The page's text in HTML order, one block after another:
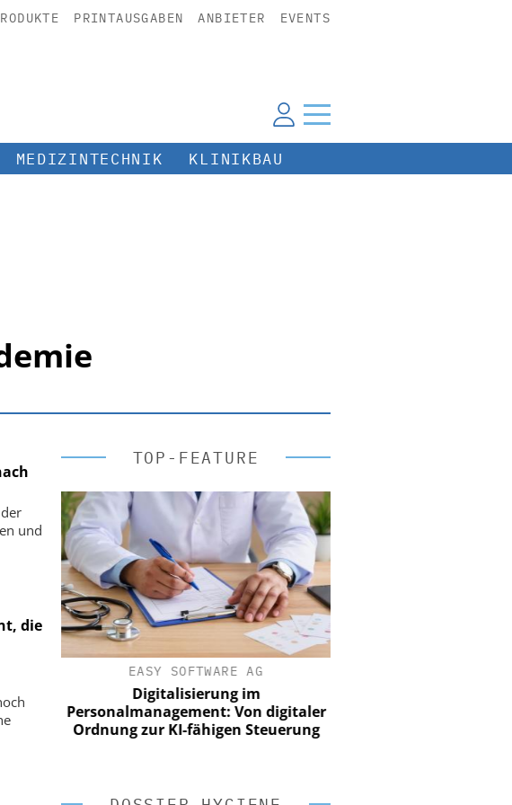
PRINTAUSGABEN ANBIETER EVENTS
MEDIZINTECHNIK KLINIKBAU
und
die
TOP-FEATURE
EASY SOFTWARE AG
Digitalisierung im
Personalmanagement: Von digitaler
Ordnung zur KI-fähigen Steuerung